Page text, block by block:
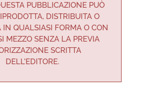
PUBBLICAZIONE PUÒ
DISTRIBUITA O
IN QUALSIASI FORMA O CON
MEZZO SENZA LA PREVIA
SCRITTA
DELL'EDITORE.